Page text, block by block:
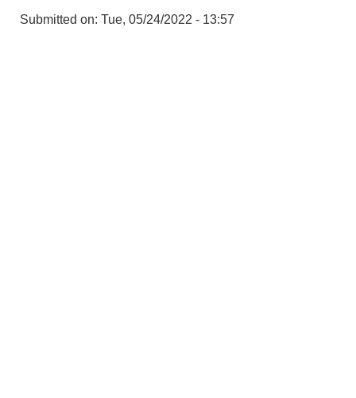
Submitted on: Tue, 05/24/2022 - 13:57